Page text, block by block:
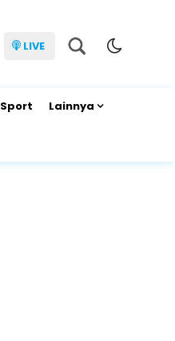
LIVE
Sport Lainnya